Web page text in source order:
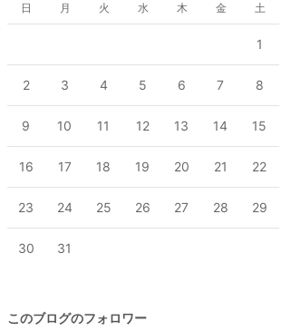
日 月 火 水 木 金 土
1
2 3 4 5 6 7 8
9 10 11 12 13 14 15
16 17 18 19 20 21 22
23 24 25 26 27 28 29
30 31
このブログのフォロワー